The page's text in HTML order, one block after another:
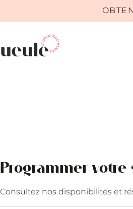
Programmer votre
Consultez nos disponibilités et